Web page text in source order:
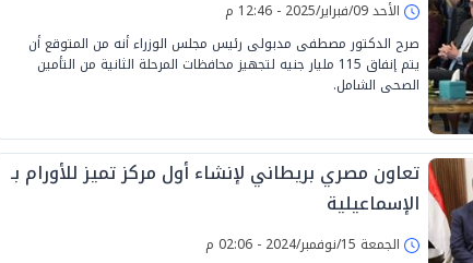
الأحد 09/فبراير/2025 - 12:46 م
صرح الدكتور مصطفى مدبولى رئيس مجلس الوزراء أنه من المتوقع أن
يتم إنفاق 115 مليار جنيه لتجهيز محافظات المرحلة الثانية من التأمين
الصحى الشامل.
تعاون مصري بريطاني لإنشاء أول مركز تميز للأورام بـ
الإسماعيلية
الجمعة 15/نوفمبر/2024 - 02:06 م